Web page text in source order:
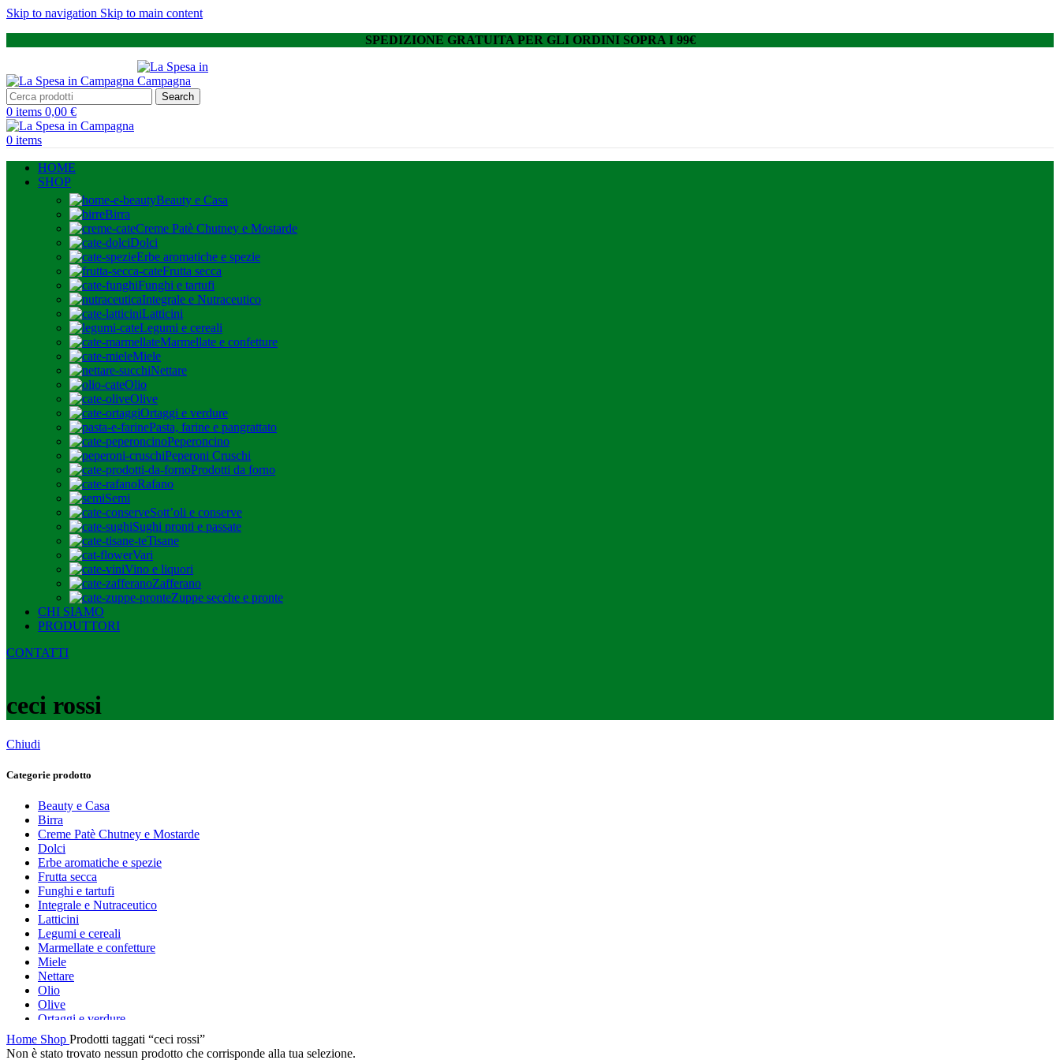
Skip to navigation Skip to main content
SPEDIZIONE GRATUITA PER GLI ORDINI SOPRA I 99€
Search
0 items 0,00 €
0 items
HOME
SHOP
Beauty e Casa
Birra
Creme Patè Chutney e Mostarde
Dolci
Erbe aromatiche e spezie
Frutta secca
Funghi e tartufi
Integrale e Nutraceutico
Latticini
Legumi e cereali
Marmellate e confetture
Miele
Nettare
Olio
Olive
Ortaggi e verdure
Pasta, farine e pangrattato
Peperoncino
Peperoni Cruschi
Prodotti da forno
Rafano
Semi
Sott’oli e conserve
Sughi pronti e passate
Tisane
Vari
Vino e liquori
Zafferano
Zuppe secche e pronte
CHI SIAMO
PRODUTTORI
CONTATTI
ceci rossi
Chiudi
Categorie prodotto
Beauty e Casa
Birra
Creme Patè Chutney e Mostarde
Dolci
Erbe aromatiche e spezie
Frutta secca
Funghi e tartufi
Integrale e Nutraceutico
Latticini
Legumi e cereali
Marmellate e confetture
Miele
Nettare
Olio
Olive
Ortaggi e verdure
Pasta, farine e pangrattato
Peperoncino
Home Shop Prodotti taggati “ceci rossi”
Non è stato trovato nessun prodotto che corrisponde alla tua selezione.